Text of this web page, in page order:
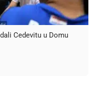
Cedevitu u Domu